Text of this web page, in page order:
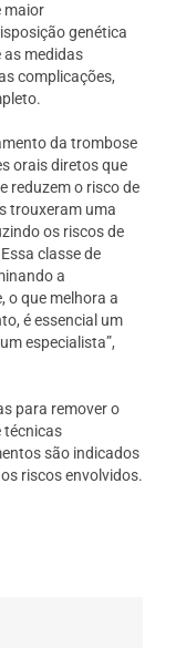
maior
genética
as medidas
complicações,
da trombose
orais diretos que
reduzem o risco de
trouxeram uma
os riscos de
classe de
a
o que melhora a
é essencial um
especialista”,
para remover o
técnicas
são indicados
riscos envolvidos.